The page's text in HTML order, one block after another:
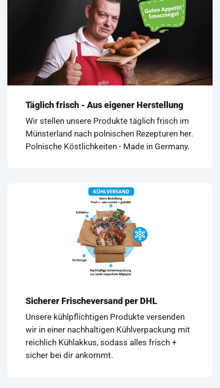
Täglich frisch - Aus eigener Herstellung
Wir stellen unsere Produkte täglich frisch im
Münsterland nach polnischen Rezepturen her.
Polnische Köstlichkeiten - Made in Germany.
Sicherer Frischeversand per DHL
Unsere kühlpflichtigen Produkte versenden
wir in einer nachhaltigen Kühlverpackung mit
reichlich Kühlakkus, sodass alles frisch +
sicher bei dir ankommt.